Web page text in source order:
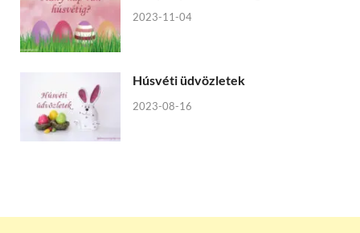
2023-11-04
Húsvéti üdvözletek
2023-08-16